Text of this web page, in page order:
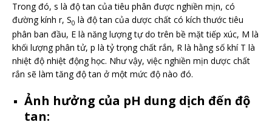
Trong đó, s là độ tan của tiêu phân được nghiền mịn, có
đường kính r, S0 là độ tan của dược chất có kích thước tiêu
phân ban đầu, E là năng lượng tự do trên bề mặt tiếp xúc, M là
khối lượng phân tử, p là tỷ trọng chất rắn, R là hằng số khí T là
nhiệt độ nhiệt động học. Như vậy, việc nghiền mịn dược chất
rắn sẽ làm tăng độ tan ở một mức độ nào đó.
Ảnh hưởng của pH dung dịch đến độ
tan: